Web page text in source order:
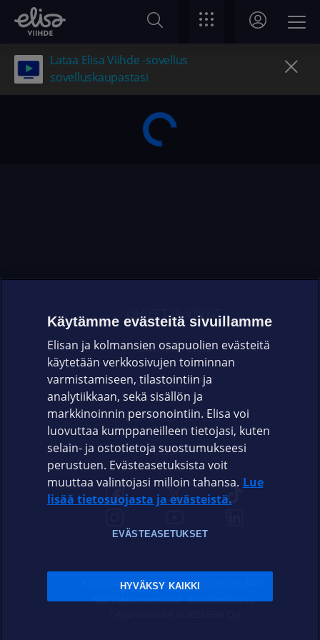
Lataa Elisa Viihde -sovellus
sovelluskaupastasi
OHJEET JA VINKIT
OMAYHTEISÖ
VIANSELVITYS
ASIAKASPALVELU
ELISA.FI
Sopimusehdot Tietosuoja Evästeasetukset
Sääntelyviranomaiset Saavutettavuus
Käytämme evästeitä sivuillamme
Elisan ja kolmansien osapuolien evästeitä
käytetään verkkosivujen toiminnan
varmistamiseen, tilastointiin ja
analytiikkaan, sekä sisällön ja
markkinoinnin personointiin. Elisa voi
luovuttaa kumppaneilleen tietojasi, kuten
selain- ja ostotietoja suostumukseesi
perustuen. Evästeasetuksista voit
muuttaa valintojasi milloin tahansa. Lue
lisää tietosuojasta ja evästeistä.
EVÄSTEASETUKSET
HYVÄKSY KAIKKI